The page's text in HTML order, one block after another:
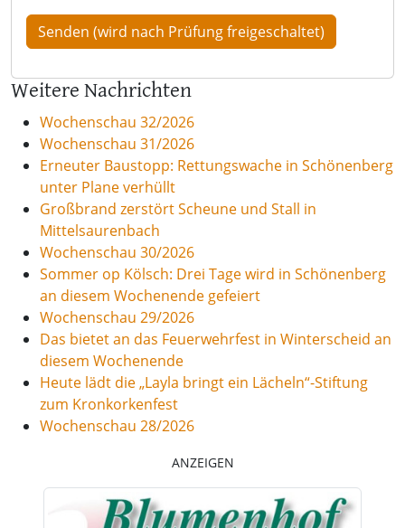
Weitere Nachrichten
Wochenschau 32/2026
Wochenschau 31/2026
Erneuter Baustopp: Rettungswache in Schönenberg
unter Plane verhüllt
Großbrand zerstört Scheune und Stall in
Mittelsaurenbach
Wochenschau 30/2026
Sommer op Kölsch: Drei Tage wird in Schönenberg
an diesem Wochenende gefeiert
Wochenschau 29/2026
Das bietet an das Feuerwehrfest in Winterscheid an
diesem Wochenende
Heute lädt die „Layla bringt ein Lächeln“-Stiftung
zum Kronkorkenfest
Wochenschau 28/2026
ANZEIGEN